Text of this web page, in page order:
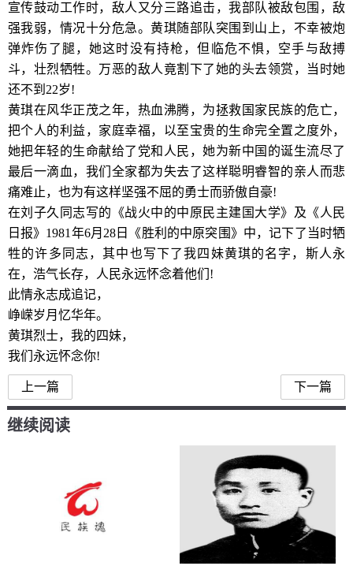
宣传鼓动工作时，敌人又分三路追击，我部队被敌包围，敌
强我弱，情况十分危急。黄琪随部队突围到山上，不幸被炮
弹炸伤了腿，她这时没有持枪，但临危不惧，空手与敌搏
斗，壮烈牺牲。万恶的敌人竟割下了她的头去领赏，当时她
还不到22岁!
黄琪在风华正茂之年，热血沸腾，为拯救国家民族的危亡，
把个人的利益，家庭幸福，以至宝贵的生命完全置之度外，
她把年轻的生命献给了党和人民，她为新中国的诞生流尽了
最后一滴血，我们全家都为失去了这样聪明睿智的亲人而悲
痛难止，也为有这样坚强不屈的勇士而骄傲自豪!
在刘子久同志写的《战火中的中原民主建国大学》及《人民
日报》1981年6月28日《胜利的中原突围》中，记下了当时牺
牲的许多同志，其中也写下了我四妹黄琪的名字，斯人永
在，浩气长存，人民永远怀念着他们!
此情永志成追记，
峥嵘岁月忆华年。
黄琪烈士，我的四妹，
我们永远怀念你!
上一篇 下一篇
继续阅读